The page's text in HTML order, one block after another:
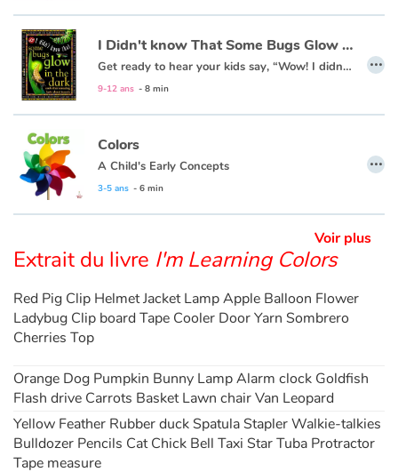
Apprendre les langues
Dyslexie, troubles de la lecture
Nos listes de lecture
Les plus lus
Coups de coeur
I Didn't know That Some Bugs Glow in the Dark
Get ready to hear your kids say, “Wow! I didn’t know that!” as they dive into this fun, informative, question-answering series of books!
9-12 ans - 8 min
…
Colors
A Child's Early Concepts
3-5 ans - 6 min
…
Voir plus
Extrait du livre I'm Learning Colors
Red Pig Clip Helmet Jacket Lamp Apple Balloon Flower
Ladybug Clip board Tape Cooler Door Yarn Sombrero
Cherries Top
Orange Dog Pumpkin Bunny Lamp Alarm clock Goldfish
Flash drive Carrots Basket Lawn chair Van Leopard
Yellow Feather Rubber duck Spatula Stapler Walkie-talkies
Bulldozer Pencils Cat Chick Bell Taxi Star Tuba Protractor
Tape measure